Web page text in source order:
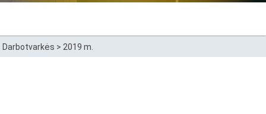
Darbotvarkės > 2019 m.